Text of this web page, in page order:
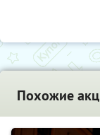
Похожие